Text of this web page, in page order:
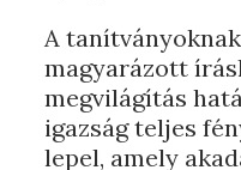
A
magyarázott
megvilágítás
igazság teljes
lepel, amely